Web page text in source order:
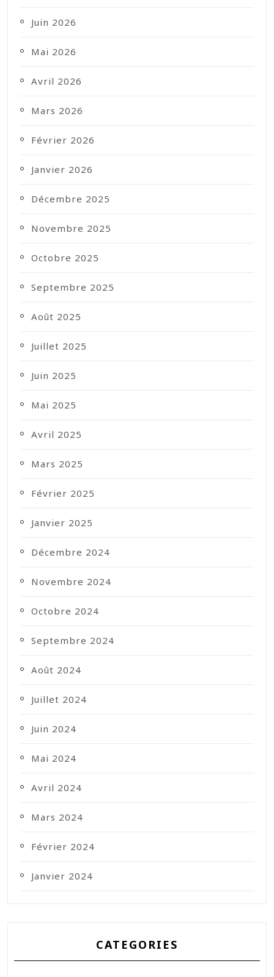
Juin 2026
Mai 2026
Avril 2026
Mars 2026
Février 2026
Janvier 2026
Décembre 2025
Novembre 2025
Octobre 2025
Septembre 2025
Août 2025
Juillet 2025
Juin 2025
Mai 2025
Avril 2025
Mars 2025
Février 2025
Janvier 2025
Décembre 2024
Novembre 2024
Octobre 2024
Septembre 2024
Août 2024
Juillet 2024
Juin 2024
Mai 2024
Avril 2024
Mars 2024
Février 2024
Janvier 2024
CATEGORIES